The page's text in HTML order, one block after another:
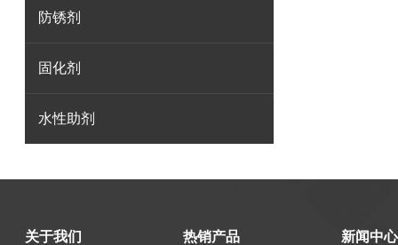
防锈剂
固化剂
水性助剂
关于我们 热销产品 新闻中心